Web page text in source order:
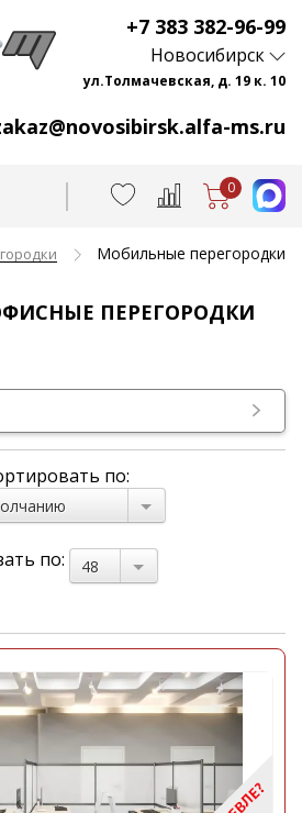
+7 383 382-96-99
ms.ru
Новосибирск
ул.Толмачевская, д. 19 к. 10
0
Мобильные перегородки
ПЕРЕГОРОДКИ
по:
по: 48